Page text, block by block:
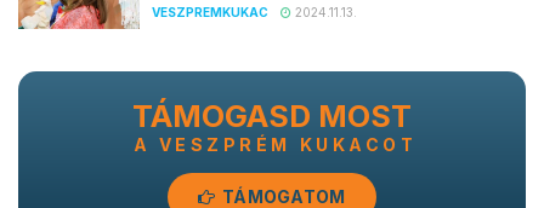
VESZPREMKUKAC 2024.11.13.
TÁMOGASD MOST
A VESZPRÉM KUKACOT
TÁMOGATOM